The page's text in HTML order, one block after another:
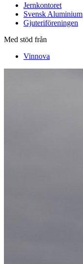
Jernkontoret
Svensk Aluminium
Gjuteriföreningen
Med stöd från
Vinnova